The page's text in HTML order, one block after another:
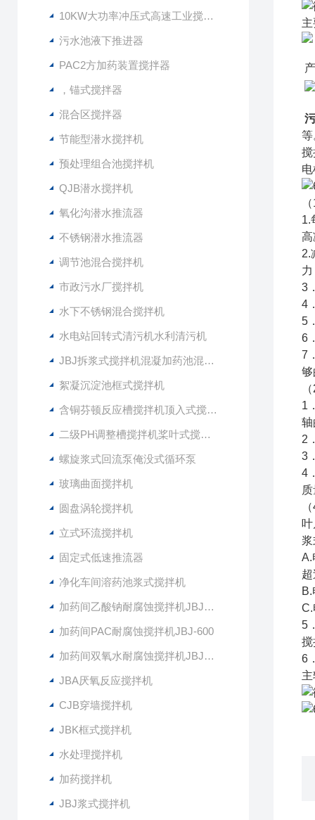
10KW大功率冲压式高速工业搅拌设备
污水池液下推进器
PAC2方加药装置搅拌器
，锚式搅拌器
混合区搅拌器
节能型潜水搅拌机
预处理组合池搅拌机
QJB潜水搅拌机
氧化沟潜水推流器
不锈钢潜水推流器
调节池混合搅拌机
市政污水厂搅拌机
水下不锈钢混合搅拌机
水电站回转式清污机水利清污机
JBJ拆浆式搅拌机混凝加药池混合型搅拌器
絮凝沉淀池框式搅拌机
含铜芬顿反应槽搅拌机顶入式搅拌器
二级PH调整槽搅拌机桨叶式搅拌器
螺旋浆式回流泵俺没式循环泵
玻璃曲面搅拌机
圆盘涡轮搅拌机
立式环流搅拌机
固定式低速推流器
净化车间溶药池浆式搅拌机
加药间乙酸钠耐腐蚀搅拌机JBJ-400
加药间PAC耐腐蚀搅拌机JBJ-600
加药间双氧水耐腐蚀搅拌机JBJ-300
JBA厌氧反应搅拌机
CJB穿墙搅拌机
JBK框式搅拌机
水处理搅拌机
加药搅拌机
JBJ浆式搅拌机
等
搅
1.
高
2.
3
4
5
6
7
够
1
轴
2
3
4
A.
C.
5
搅
6